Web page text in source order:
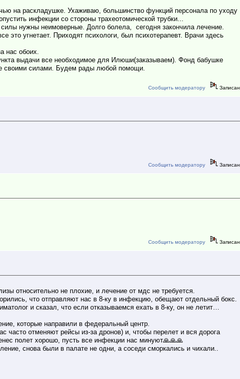
на раскладушке. Ухаживаю, большинство функций персонала по уходу
инфекции со стороны трахеотомической трубки...
нужны неимоверные. Долго болела, сегодня закончила лечение.
это угнетает. Приходят психологи, был психотерапевт. Врачи здесь
нас обоих.
выдачи все необходимое для Илюши(заказываем). Фонд бабушке
своими силами. Будем рады любой помощи.
Сообщить модератору Записан
Сообщить модератору Записан
Сообщить модератору Записан
относительно не плохие, и лечение от мдс не требуется.
что отправляют нас в 8-ку в инфекцию, обещают отдельный бокс.
и сказал, что если отказываемся ехать в 8-ку, он не летит…
которые направили в федеральный центр.
часто отменяют рейсы из-за дронов) и, чтобы перелет и вся дорога
полет хорошо, пусть все инфекции нас минуют🙏🙏🙏
снова были в палате не одни, а соседи сморкались и чихали..